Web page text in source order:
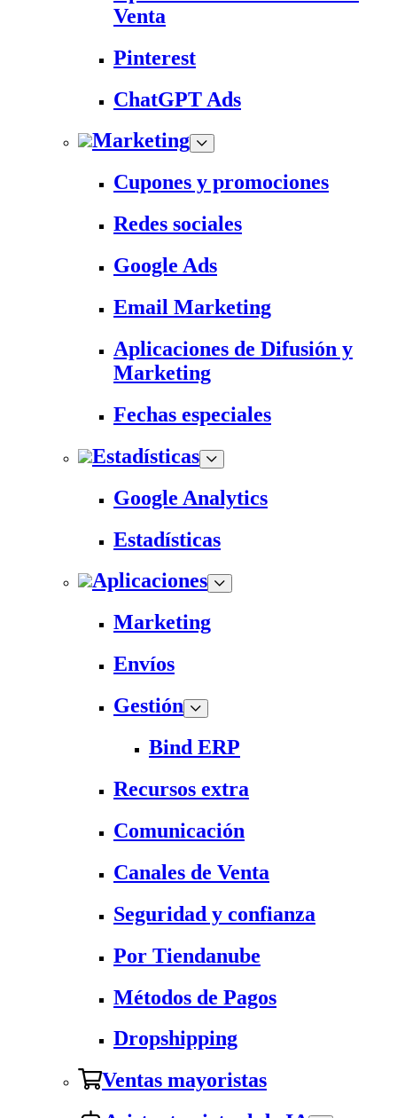
Venta
Pinterest
ChatGPT Ads
Marketing
Cupones y promociones
Redes sociales
Google Ads
Email Marketing
Aplicaciones de Difusión y
Marketing
Fechas especiales
Estadísticas
Google Analytics
Estadísticas
Aplicaciones
Marketing
Envíos
Gestión
Bind ERP
Recursos extra
Comunicación
Canales de Venta
Seguridad y confianza
Por Tiendanube
Métodos de Pagos
Dropshipping
Ventas mayoristas